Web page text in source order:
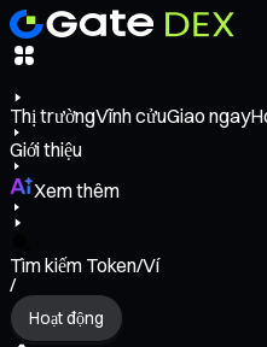
Thị trườngVĩnh cửuGiao ngay
Giới thiệu
Xem thêm
Tìm kiếm Token/Ví
/
Hoạt động